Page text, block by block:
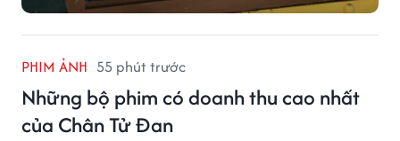
PHIM ẢNH 55 phút trước
Những bộ phim có doanh thu cao nhất
của Chân Tử Đan